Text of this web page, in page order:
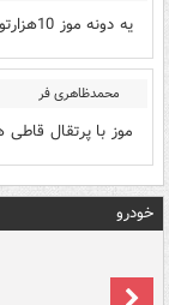
یه دونه موز 10هزارتومن بدو حراجه بیا اینور بازار موزم حراجه
محمدظاهری فر
موز با پرتقال
خودرو